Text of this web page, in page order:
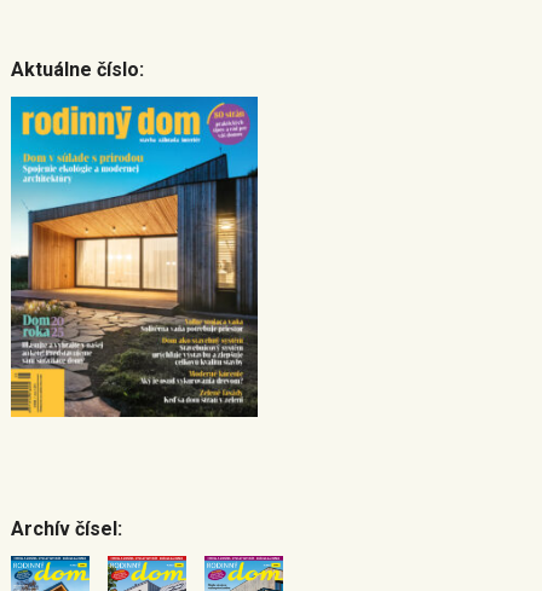
Aktuálne číslo:
Archív čísel: